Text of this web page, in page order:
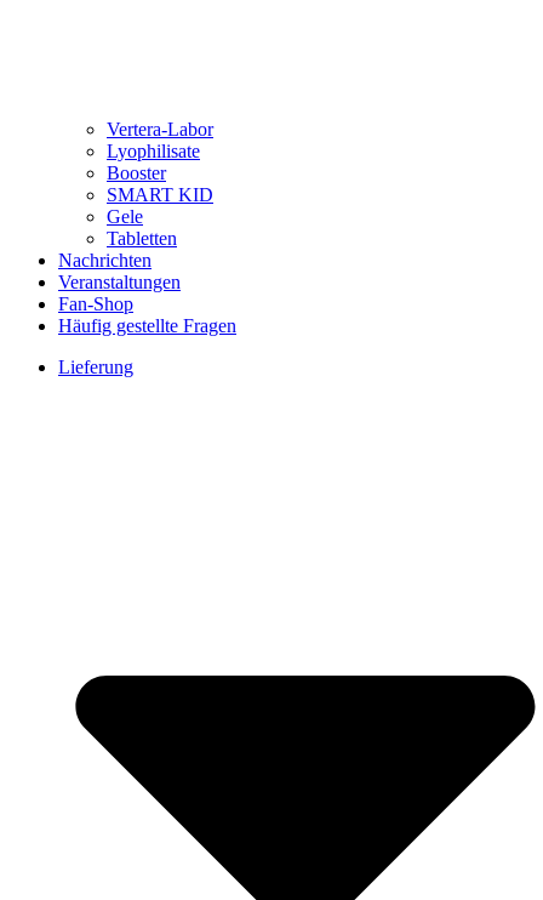
Vertera-Labor
Lyophilisate
Booster
SMART KID
Gele
Tabletten
Nachrichten
Veranstaltungen
Fan-Shop
Häufig gestellte Fragen
Lieferung